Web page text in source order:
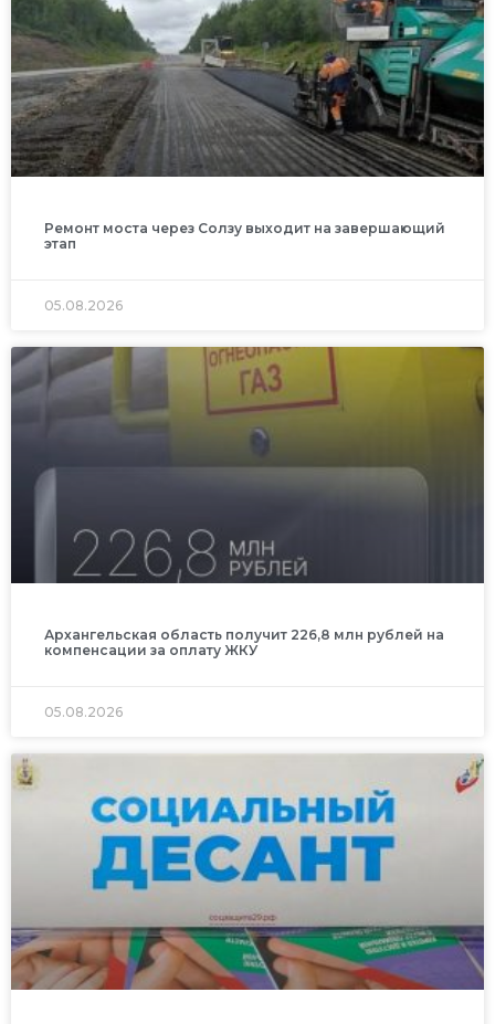
Ремонт моста через Солзу выходит на завершающий
этап
05.08.2026
Архангельская область получит 226,8 млн рублей на
компенсации за оплату ЖКУ
05.08.2026